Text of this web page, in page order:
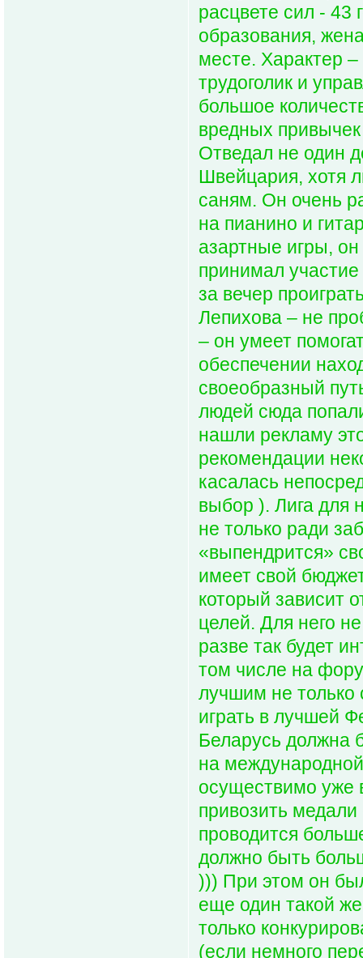
расцвете сил - 43
образования,
месте. Характер
трудоголик и
большое
вредных привычек
Отведал не один
Швейцария, хотя
саням. Он очень
на пианино и
азартные игры,
принимал
за вечер
Лепихова – не
– он умеет
обеспечении
своеобразный
людей сюда
нашли рекламу
рекомендации
касалась
выбор ). Лига для
не только ради
«выпендрится»
имеет свой
который зависит
целей. Для него
разве так будет
том числе на
лучшим не только
играть в лучшей
Беларусь должна
на
осуществимо уже
привозить
проводится
должно быть
))) При этом он
еще один такой
только
(если немного